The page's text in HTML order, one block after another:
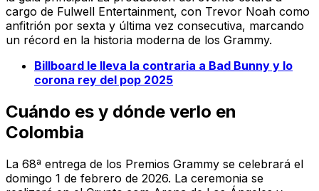
cargo de Fulwell Entertainment, con Trevor Noah como
anfitrión por sexta y última vez consecutiva, marcando
un récord en la historia moderna de los Grammy.
Billboard le lleva la contraria a Bad Bunny y lo
corona rey del pop 2025
Cuándo es y dónde verlo en
Colombia
La 68ª entrega de los Premios Grammy se celebrará el
domingo 1 de febrero de 2026. La ceremonia se